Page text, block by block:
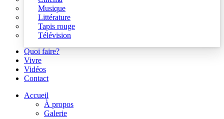
Musique
Littérature
Tapis rouge
Télévision
Quoi faire?
Vivre
Vidéos
Contact
Accueil
À propos
Galerie